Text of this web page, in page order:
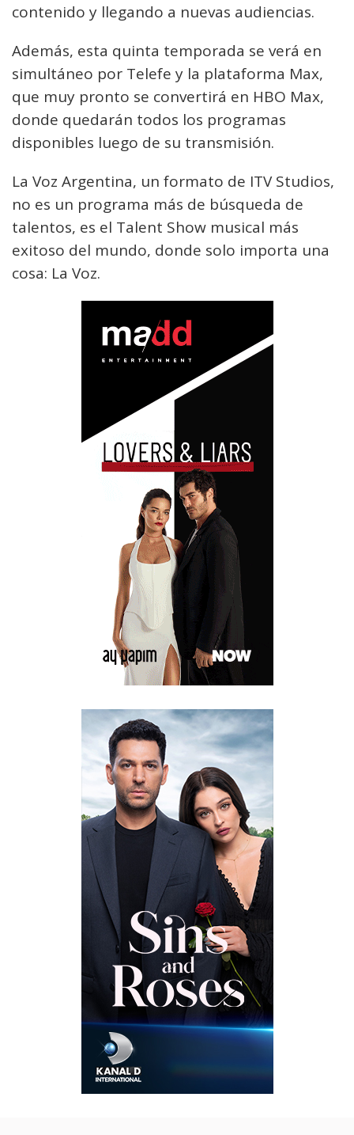
contenido y llegando a nuevas audiencias.
Además, esta quinta temporada se verá en
simultáneo por Telefe y la plataforma Max,
que muy pronto se convertirá en HBO Max,
donde quedarán todos los programas
disponibles luego de su transmisión.
La Voz Argentina, un formato de ITV Studios,
no es un programa más de búsqueda de
talentos, es el Talent Show musical más
exitoso del mundo, donde solo importa una
cosa: La Voz.